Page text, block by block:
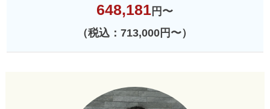
648,181 円〜
（税込：713,000円〜）